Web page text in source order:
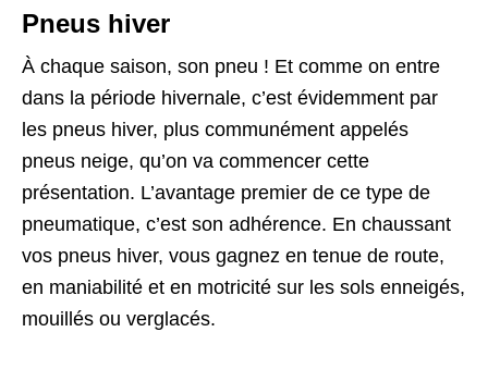
Pneus hiver
À chaque saison, son pneu ! Et comme on entre
dans la période hivernale, c’est évidemment par
les pneus hiver, plus communément appelés
pneus neige, qu’on va commencer cette
présentation. L’avantage premier de ce type de
pneumatique, c’est son adhérence. En chaussant
vos pneus hiver, vous gagnez en tenue de route,
en maniabilité et en motricité sur les sols enneigés,
mouillés ou verglacés.